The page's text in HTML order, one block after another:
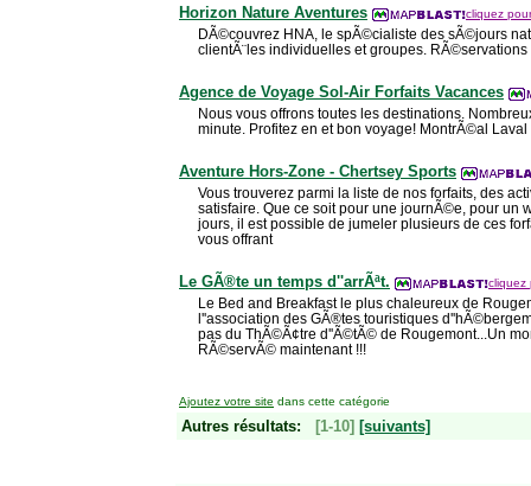
Horizon Nature Aventures cliquez
DÃ©couvrez HNA, le spÃ©cialiste des sÃ©jours
clientÃ¨les individuelles et groupes. RÃ©servations
Agence de Voyage Sol-Air Forfaits Vacances
Nous vous offrons toutes les destinations.
minute. Profitez en et bon voyage! MontrÃ©al
Aventure Hors-Zone - Chertsey Sports
Vous trouverez parmi la liste de nos forfaits, des
satisfaire. Que ce soit pour une journÃ©e, pour un
jours, il est possible de jumeler plusieurs de ces
vous offrant
Le GÃ®te un temps d''arrÃªt. cliquez
Le Bed and Breakfast le plus chaleureux de
l''association des GÃ®tes touristiques
pas du ThÃ©Ã¢tre d''Ã©tÃ© de Rougemont...Un
RÃ©servÃ© maintenant !!!
Ajoutez votre site dans cette catégorie
Autres résultats: [1-10] [suivants]